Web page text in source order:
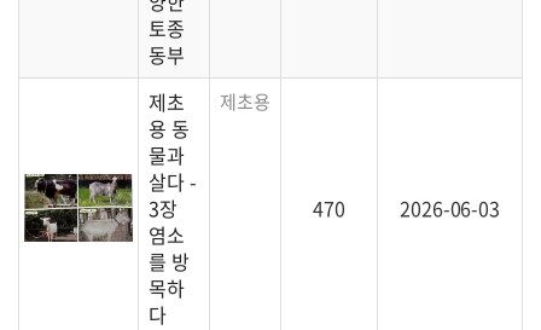
토종
동부
제초
용 동
물과
살다 -
3장
염소
를 방
목하
다
제초용 동물 가운데 염소에 대한 이야기가
470 2026-06-03